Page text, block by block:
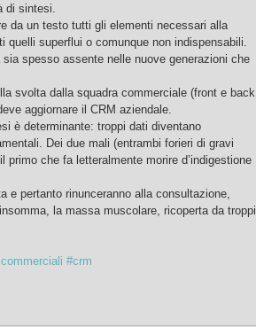
di sintesi.
da un testo tutti gli elementi necessari alla
superflui o comunque non indispensabili.
spesso assente nelle nuove generazioni che
svolta dalla squadra commerciale (front e back
aggiornare il CRM aziendale.
è determinante: troppi dati diventano
Dei due mali (entrambi forieri di gravi
che fa letteralmente morire d’indigestione
e pertanto rinunceranno alla consultazione,
la massa muscolare, ricoperta da troppi
#crm